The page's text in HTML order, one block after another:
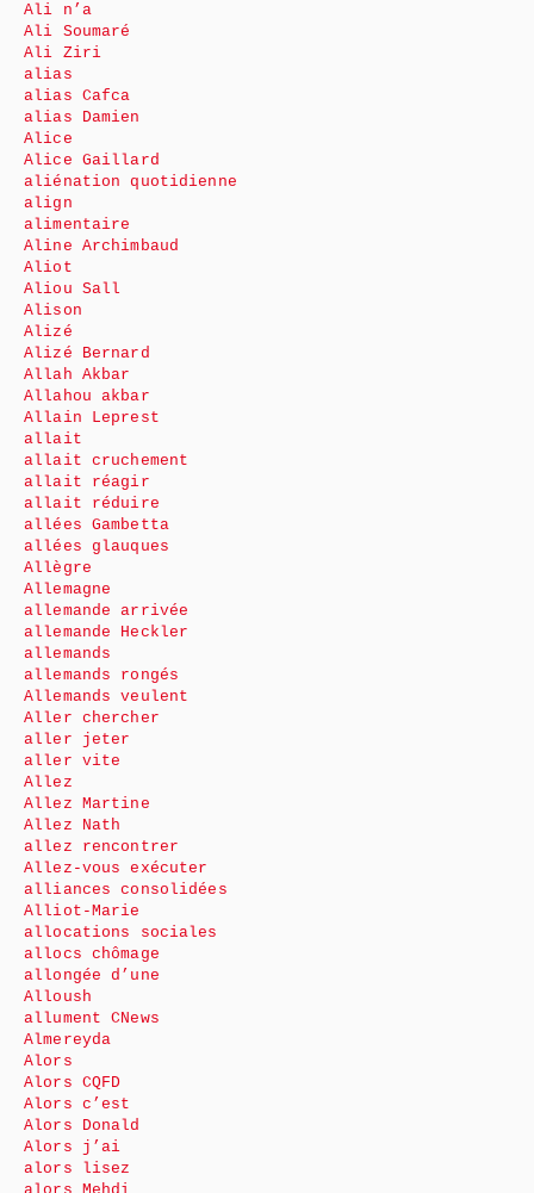
Ali n’a
Ali Soumaré
Ali Ziri
alias
alias Cafca
alias Damien
Alice
Alice Gaillard
aliénation quotidienne
align
alimentaire
Aline Archimbaud
Aliot
Aliou Sall
Alison
Alizé
Alizé Bernard
Allah Akbar
Allahou akbar
Allain Leprest
allait
allait cruchement
allait réagir
allait réduire
allées Gambetta
allées glauques
Allègre
Allemagne
allemande arrivée
allemande Heckler
allemands
allemands rongés
Allemands veulent
Aller chercher
aller jeter
aller vite
Allez
Allez Martine
Allez Nath
allez rencontrer
Allez-vous exécuter
alliances consolidées
Alliot-Marie
allocations sociales
allocs chômage
allongée d’une
Alloush
allument CNews
Almereyda
Alors
Alors CQFD
Alors c’est
Alors Donald
Alors j’ai
alors lisez